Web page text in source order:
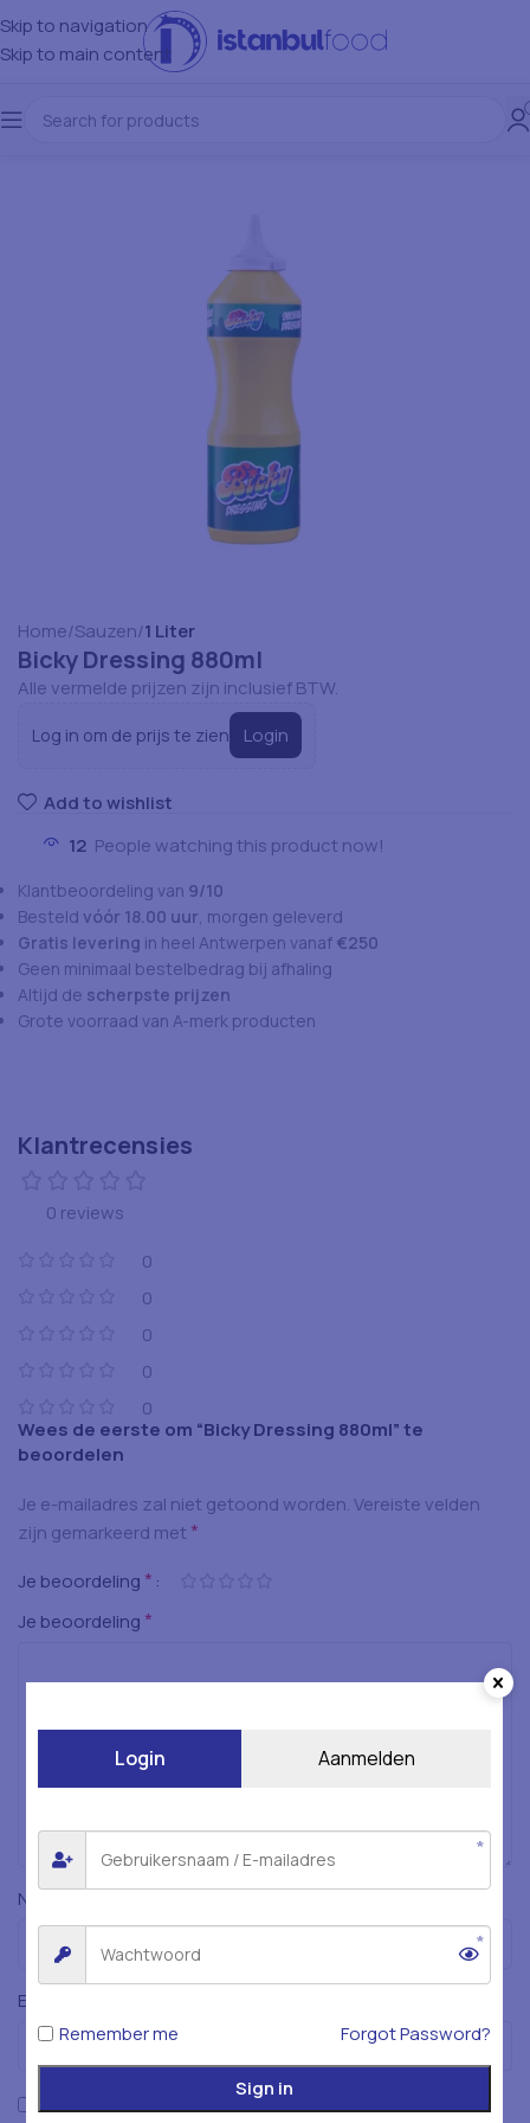
Skip to navigation
Skip to main content
Home Sauzen 1 Liter
Bicky Dressing 880ml
Alle vermelde prijzen zijn inclusief BTW.
Log in om de prijs te zien Login
Add to wishlist
12 People watching this product now!
Klantbeoordeling van 9/10
Besteld vóór 18.00 uur, morgen geleverd
Gratis levering in heel Antwerpen vanaf €250
Geen minimaal bestelbedrag bij afhaling
Altijd de scherpste prijzen
Grote voorraad van A-merk producten
Klantrecensies
0 reviews
0
0
0
0
0
Wees de eerste om “Bicky Dressing 880ml” te
beoordelen
Je e-mailadres zal niet getoond worden.Vereiste velden
zijn gemarkeerd met *
Je beoordeling *
Je beoordeling *
Naam *
E-mail
Mijn naam, e-mailadres en website opslaan in deze
Login Aanmelden
Remember me Forgot Password?
Sign in